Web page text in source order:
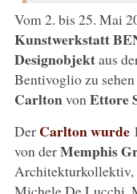
Vom 2. bis 25. Mai
Kunstwerkstatt
Designobjektaus
Bentivoglio zu sehen
CarltonvonEttore
DerCarltonwurde
von derMemphis
Architekturkollektiv,